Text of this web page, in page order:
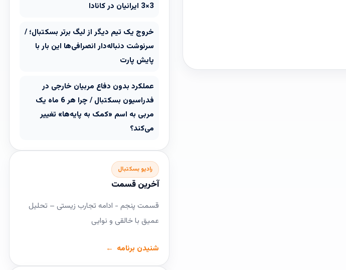
3×3 ایرانیان در کانادا
خروج یک تیم دیگر از لیگ برتر بسکتبال؛ /
سرنوشت دنباله‌دار انصرافی‌ها این بار با
پایش پارت
عملکرد بدون دفاع مربیان خارجی در
فدراسیون بسکتبال / چرا هر 6 ماه یک
مربی به اسم «کمک به پایه‌ها» تغییر
می‌کند؟
رادیو بسکتبال
آخرین قسمت
قسمت پنجم - ادامه تجارب زیستی – تحلیل
عمیق با خالقی و نوایی
شنیدن برنامه